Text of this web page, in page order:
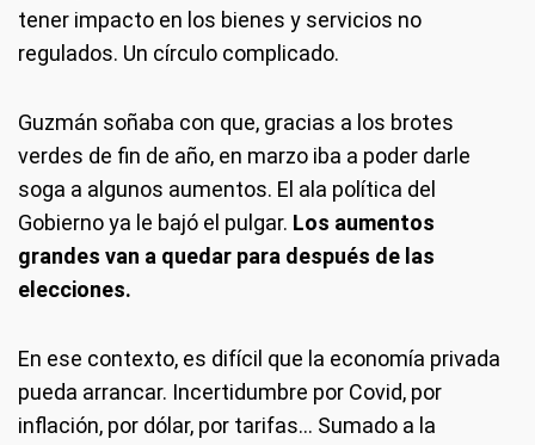
tener impacto en los bienes y servicios no
regulados. Un círculo complicado.
Guzmán soñaba con que, gracias a los brotes
verdes de fin de año, en marzo iba a poder darle
soga a algunos aumentos. El ala política del
Gobierno ya le bajó el pulgar. Los aumentos
grandes van a quedar para después de las
elecciones.
En ese contexto, es difícil que la economía privada
pueda arrancar. Incertidumbre por Covid, por
inflación, por dólar, por tarifas... Sumado a la